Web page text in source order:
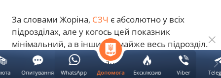
За словами Жоріна, СЗЧ є абсолютно у всіх
підрозділах, але у когось цей показник
мінімальний, а в інших — майже весь підрозділ.
"Я вас запевняю, що людина, яка прийняла
Допомога Ексклюзив Viber
Опитування WhatsApp